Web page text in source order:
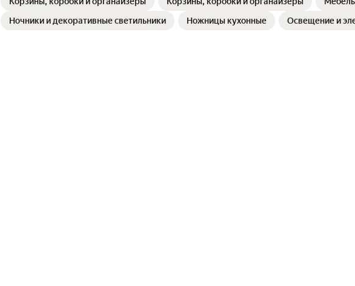
Ночники и декоративные светильники
Ножницы кухонные Освещение и